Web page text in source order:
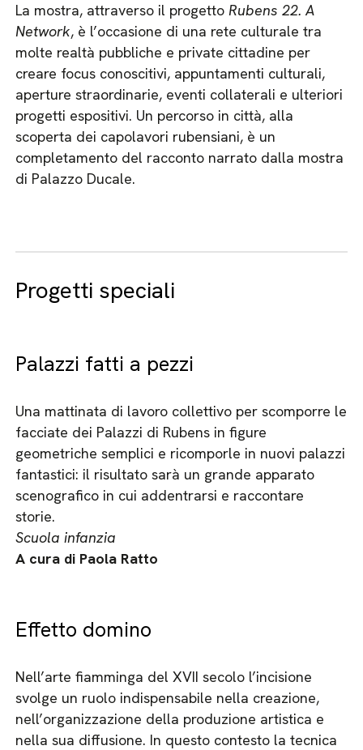
La mostra, attraverso il progettoRubens 22. A
Network, è l’occasione di una rete culturale tra
molte realtà pubbliche e private cittadine per
creare focus conoscitivi, appuntamenti culturali,
aperture straordinarie, eventi collaterali e ulteriori
progetti espositivi. Un percorso in città, alla
scoperta dei capolavori rubensiani, è un
completamento del racconto narrato dalla mostra
di Palazzo Ducale.
Progetti speciali
Palazzi fatti a pezzi
Una mattinata di lavoro collettivo per scomporre le
facciate dei Palazzi di Rubens in figure
geometriche semplici e ricomporle in nuovi palazzi
fantastici: il risultato sarà un grande apparato
scenografico in cui addentrarsi e raccontare
storie.
Scuola infanzia
A cura di Paola Ratto
Effetto domino
Nell’arte fiamminga del XVII secolo l’incisione
svolge un ruolo indispensabile nella creazione,
nell’organizzazione della produzione artistica e
nella sua diffusione. In questo contesto la tecnica